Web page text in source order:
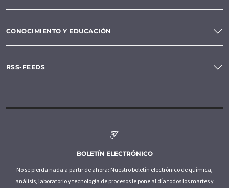
CONOCIMIENTO Y EDUCACIÓN
RSS-FEEDS
BOLETÍN ELECTRÓNICO
No se pierda nada a partir de ahora: Nuestro boletín electrónico de química,
análisis, laboratorio y tecnología de procesos le pone al día todos los martes y